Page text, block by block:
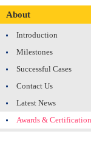
About
Introduction
Milestones
Successful Cases
Contact Us
Latest News
Awards & Certification